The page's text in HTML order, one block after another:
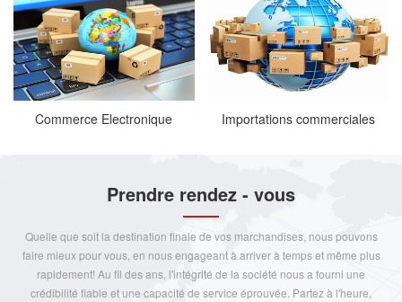
Commerce Electronique Importations commerciales
Prendre rendez - vous
Quelle que soit la destination finale de vos marchandises, nous pouvons
faire mieux pour vous, en nous engageant à arriver à temps et même plus
rapidement! Au fil des ans, l'intégrité de la société nous a fourni une
crédibilité fiable et une capacité de service éprouvée. Partez à l'heure,